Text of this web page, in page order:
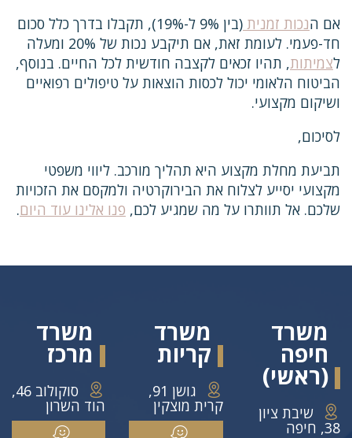
אם הנכות זמנית
(בין 9% ל-19%), תקבלו בדרך כלל סכום
חד-פעמי. לעומת זאת, אם תיקבע נכות של 20% ומעלה
לצמיתות, תהיו זכאים לקצבה חודשית לכל החיים. בנוסף,
הביטוח הלאומי יכול לכסות הוצאות על טיפולים רפואיים
ושיקום מקצועי.
לסיכום,
תביעת מחלת מקצוע היא תהליך מורכב. ליווי משפטי
מקצועי יסייע לצלוח את הבירוקרטיה ולמקסם את הזכויות
שלכם. אל תוותרו על מה שמגיע לכם, פנו אלינו עוד היום.
משרד
חיפה
(ראשי)
שיבת ציון
38, חיפה
משרד
קריות
גושן 91,
קרית מוצקין
משרד
מרכז
סוקולוב 46,
הוד השרון